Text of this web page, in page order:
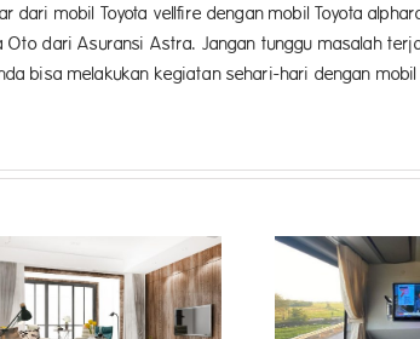
mobil Toyota vellfire dengan mobil Toyota
Oto dari Asuransi Astra. Jangan tunggu masalah
bisa melakukan kegiatan sehari-hari dengan